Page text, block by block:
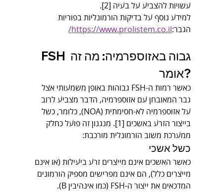
עשויות להצביע על בעיה [2].
למידע נוסף על בדיקות הורמונליות בפוריות
הגבר:https://www.prolistem.co.il/
FSH גבוה באזוספרמיה: מה זה
אומר?
כאשר רמות ה-FSH גבוהות באופן משמעותי אצל
גבר המאובחן עם אזוספרמיה, הדבר מצביע לרוב
על אזוספרמיה לא-חסימתית (NOA), כלומר, כשל
בייצור הזרע באשכים [1]. מנגנון זה פועל כחלק
ממערכת משוב הורמונלית מורכבת:
כשל אשכי
כאשר האשכים אינם מייצרים זרע ביעילות (או אינם
מייצרים כלל), הם אינם מפרישים מספיק הורמונים
המדכאים את ייצור ה-FSH (כמו אינהיבין B).